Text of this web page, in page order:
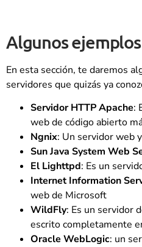
Algunos
En esta sección, te daremos
servidores que quizás ya
Servidor HTTP Apache:
web de código abierto
Ngnix: Un servidor web
Sun Java System Web
El Lighttpd: Es un
Internet Information
web de Microsoft
WildFly: Es un servidor
escrito completamente
Oracle WebLogic: un